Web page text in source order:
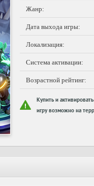
Жанр:
Дата выхода игры:
Локализация:
Система активации:
Возрастной рейтинг:
Купить и активировать
игру возможно на